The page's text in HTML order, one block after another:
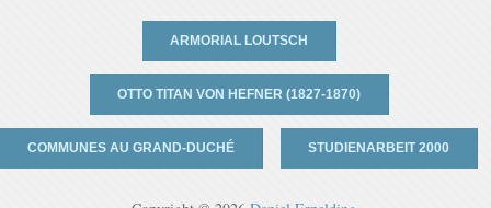
ARMORIAL LOUTSCH
OTTO TITAN VON HEFNER (1827-1870)
COMMUNES AU GRAND-DUCHÉ STUDIENARBEIT 2000